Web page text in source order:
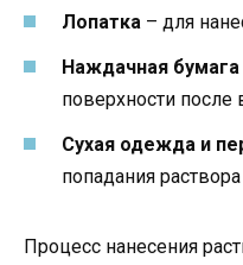
Лопатка – для
Наждачная бумага
поверхности после
Сухая одежда и
попадания
Процесс нанесения